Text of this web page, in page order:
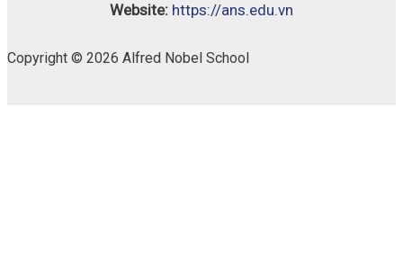
Website: https://ans.edu.vn
Copyright © 2026 Alfred Nobel School